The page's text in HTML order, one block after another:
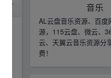
音乐
AL云盘音乐资源、百度
源，115云盘、微云、
云、天翼云音乐资源分
费！